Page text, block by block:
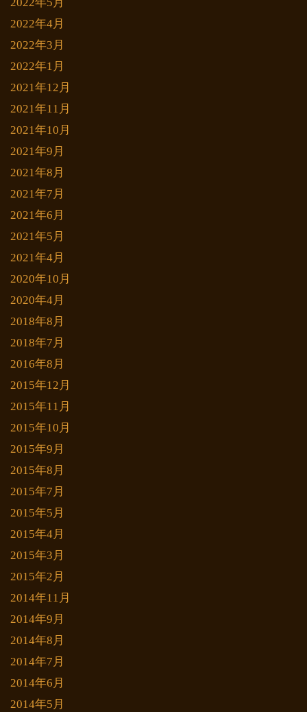
2022年4月
2022年3月
2022年1月
2021年12月
2021年11月
2021年10月
2021年9月
2021年8月
2021年7月
2021年6月
2021年5月
2021年4月
2020年10月
2020年4月
2018年8月
2018年7月
2016年8月
2015年12月
2015年11月
2015年10月
2015年9月
2015年8月
2015年7月
2015年5月
2015年4月
2015年3月
2015年2月
2014年11月
2014年9月
2014年8月
2014年7月
2014年6月
2014年5月